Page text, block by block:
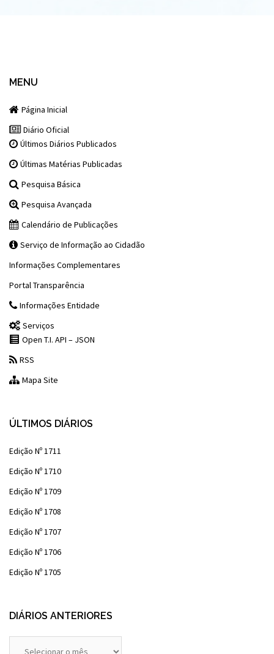
MENU
Página Inicial
Diário Oficial
Últimos Diários Publicados
Últimas Matérias Publicadas
Pesquisa Básica
Pesquisa Avançada
Calendário de Publicações
Serviço de Informação ao Cidadão
Informações Complementares
Portal Transparência
Informações Entidade
Serviços
Open T.I. API – JSON
RSS
Mapa Site
ÚLTIMOS DIÁRIOS
Edição Nº 1711
Edição Nº 1710
Edição Nº 1709
Edição Nº 1708
Edição Nº 1707
Edição Nº 1706
Edição Nº 1705
DIÁRIOS ANTERIORES